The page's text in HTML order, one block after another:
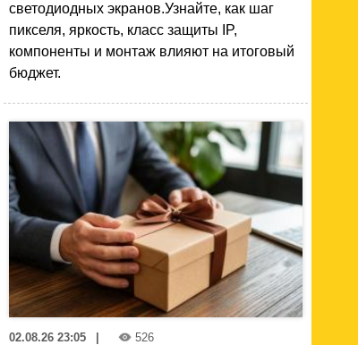
светодиодных экранов.Узнайте, как шаг
пикселя, яркость, класс защиты IP,
компоненты и монтаж влияют на итоговый
бюджет.
02.08.26 23:05 526